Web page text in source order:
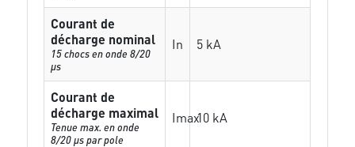
Courant de
décharge nominal
15 chocs en onde 8/20
µs
In 5 kA
Courant de
décharge maximal
Tenue max. en onde
8/20 µs par pole
Imax10 kA